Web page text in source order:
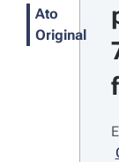
Ato
Original